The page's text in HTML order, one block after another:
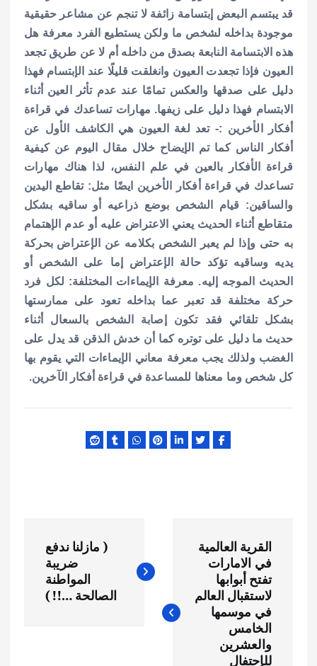
قد يبتسم البعض إبتسامة زائفة لا تنجم عن مشاعر حقيقية
موجودة بداخله لشخص ما ولكن يستطيع الفرد معرفة هل
هذه الابتسامة النابعة بصدق من داخله أم لا عن طريق تجعد
العيون فإذا تجعدت العيون وانغلقت قليلًا عند الإبتسام فهذا
دليل على صدقها والعكس تمامًا عند عدم تأثر العين أثناء
الابتسام فهذا دليل على زيفها. مهارات تساعدك في قراءة
أفكار الأخرين :- تعد لغة العيون هي الكاشف الأول عن
أفكار الناس كما تم الإيضاح خلال مقال اليوم عن كيفية
قراءة الأفكار بالعين في علم النفس، لذا هناك مهارات
تساعدك في قراءة أفكار الأخرين ايضًا مثل: تقاطع اليدين
والساقين: قيام الشخص بوضع ذراعيه أو ساقيه بشكل
متقاطع أثناء الحديث يعني الاعتراض عليه أو عدم الإهتمام
به حتى وإذا لم يعبر الشخص بكلامه عن الإعتراض بحركة
يديه وساقيه تؤكد حالة الإعتراض إما على الشخص أو
الحديث الموجه إليه. معرفة الإيماءات المختلفة: لكل فرد
حركة مختلفة قد تعبر عما بداخله تعود على ممارستها
بشكل تلقائي فقد تكون إصابة الشخص بالسعال أثناء
حديث ما دليل على توتره كما أن خدش الذقن قد يدل على
الغضب ولذلك يجب معرفة معاني الإيماءات التي يقوم بها
كل شخص وما معناها للمساعدة في قراءة أفكار الآخرين.
ص
القرية العالمية
في الامارات
تفتح أبوابها
لاستقبال العالم
في موسمها
الخامس
والعشرين
للإحتفال
( مازلنا ندفع
ضريبة
المواطنة
الصالحة …!! )